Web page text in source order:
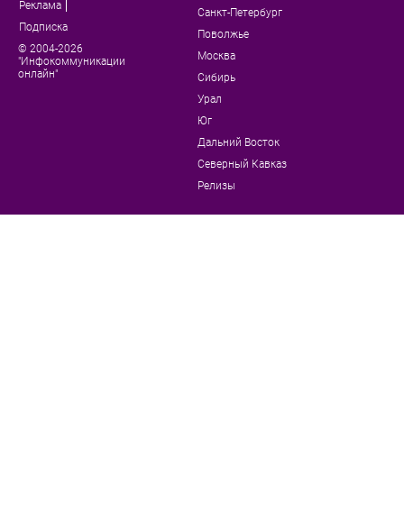
Реклама
Подписка
© 2004-2026
"Инфокоммуникации
онлайн"
Санкт-Петербург
Поволжье
Москва
Сибирь
Урал
Юг
Дальний Восток
Северный Кавказ
Релизы